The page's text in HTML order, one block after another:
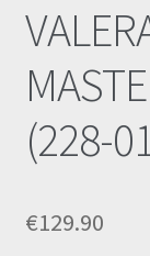
(228-
€129.90